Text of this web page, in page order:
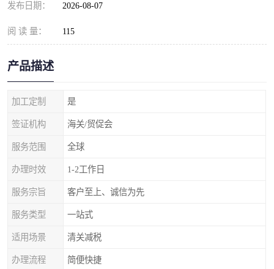
发布日期： 2026-08-07
阅 读 量： 115
产品描述
加工定制 是
签证机构 海关/贸促会
服务范围 全球
办理时效 1-2工作日
服务宗旨 客户至上、诚信为先
服务类型 一站式
适用场景 清关减税
办理流程 简便快捷